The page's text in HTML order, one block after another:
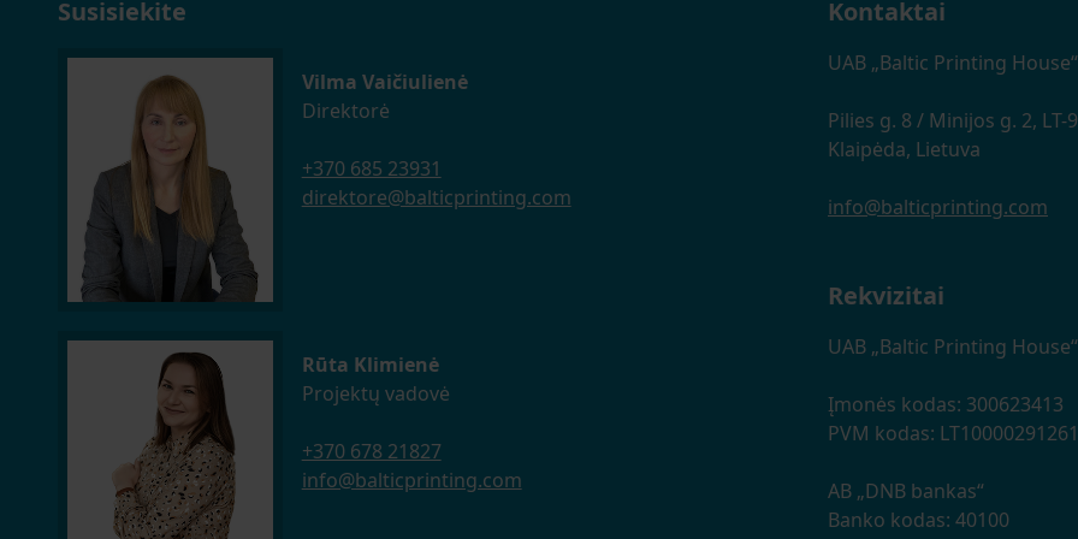
Susisiekite
Vilma Vaičiulienė
Direktorė
+370 685 23931
direktore@balticprinting.com
Rūta Klimienė
Projektų vadovė
+370 678 21827
info@balticprinting.com
Kontaktai
UAB „Baltic Printing House“
Pilies g. 8 / Minijos g. 2, LT-
Klaipėda, Lietuva
info@balticprinting.com
Rekvizitai
UAB „Baltic Printing House“
Įmonės kodas: 300623413
PVM kodas:
AB „DNB bankas“
Banko kodas: 40100